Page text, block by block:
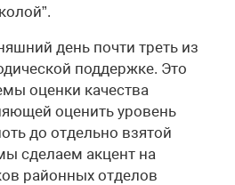
день почти треть из
поддержке. Это
оценки качества
оценить уровень
до отдельно взятой
сделаем акцент на
районных отделов